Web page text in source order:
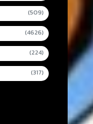
(509)
(4626)
(224)
(317)